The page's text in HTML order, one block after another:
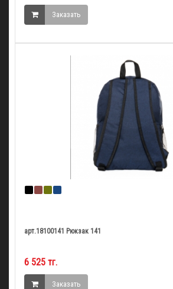
Заказать
арт.18100141 Рюкзак 141
6 525 тг.
Заказать